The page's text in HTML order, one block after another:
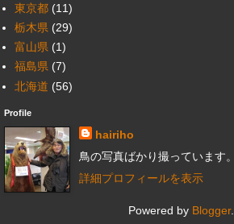
東京都 (11)
栃木県 (29)
富山県 (1)
福島県 (7)
北海道 (56)
Profile
hairiho
鳥の写真ばかり撮っています。
詳細プロフィールを表示
Powered by Blogger.